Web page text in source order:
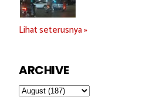
Lihat seterusnya »
ARCHIVE